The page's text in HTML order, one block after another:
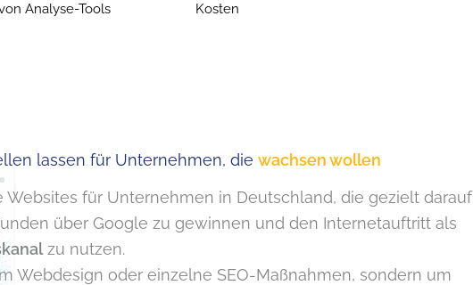
Analyse-Tools
Kosten
in Deutschland, die wachsen wollen
lassen für Unternehmen, die wachsen wollen
für Unternehmen in Deutschland, die gezielt darauf
über Google zu gewinnen und den Internetauftritt als
zu nutzen.
Webdesign oder einzelne SEO-Maßnahmen, sondern um